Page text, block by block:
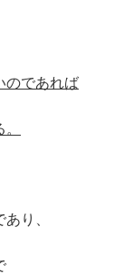
のであれば
り、